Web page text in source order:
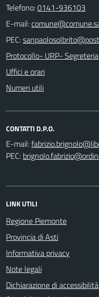
Telefono:0141-936103
E-mail:
PEC:
Protocollo- URP- Segreteria
Uffici e orari
Numeri utili
CONTATTI D.P.O.
E-mail:
PEC:
LINK UTILI
Regione Piemonte
Provincia di Asti
Informativa privacy
Note legali
Dichiarazione di accessibilità